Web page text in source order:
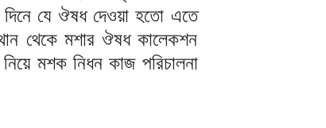
দিনে যে ঔষধ দেওয়া হতো এতে
থেকে মশার ঔষধ কালেকশন
মশক নিধন কাজ পরিচালনা